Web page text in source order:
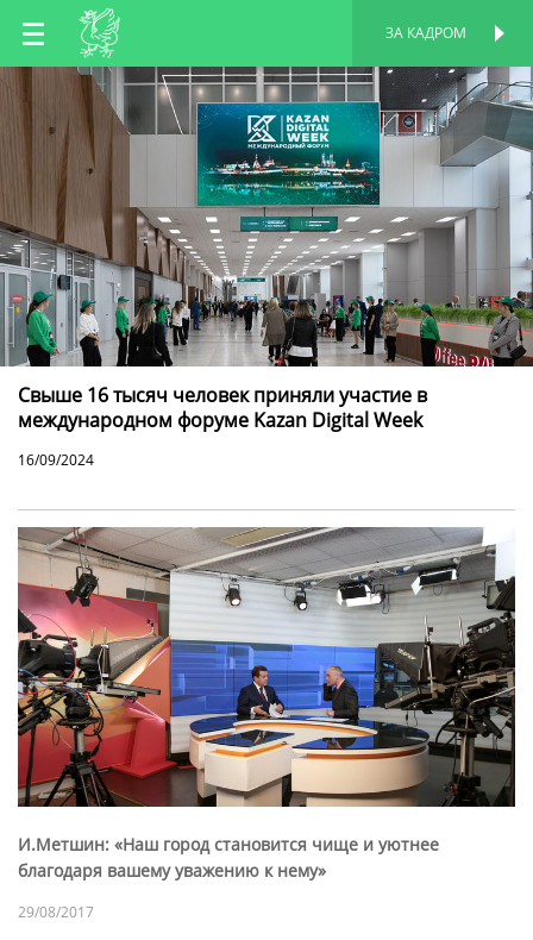
RU
EN
ЗА КАДРОМ
Свыше 16 тысяч человек приняли участие в
международном форуме Kazan Digital Week
16/09/2024
И.Метшин: «Наш город становится чище и уютнее
благодаря вашему уважению к нему»
29/08/2017
ПЕРСОНАЛЬНАЯ
СТРАНИЦА